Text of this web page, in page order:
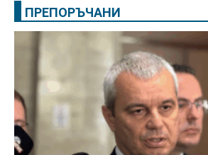
ПРЕПОРЪЧАНИ